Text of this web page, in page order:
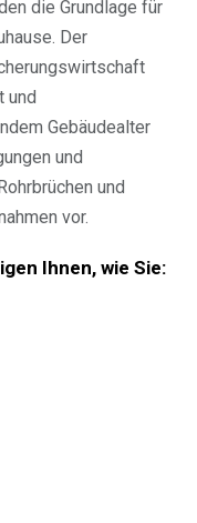
die Grundlage für
Der
und
Gebäudealter
und
und
vor.
Ihnen, wie Sie: